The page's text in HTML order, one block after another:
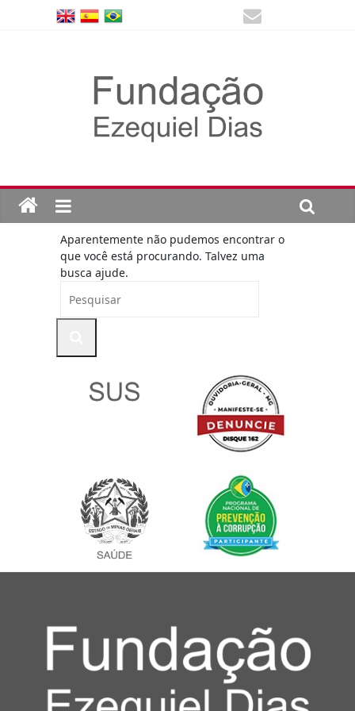
Aparentemente não pudemos encontrar o
que você está procurando. Talvez uma
busca ajude.